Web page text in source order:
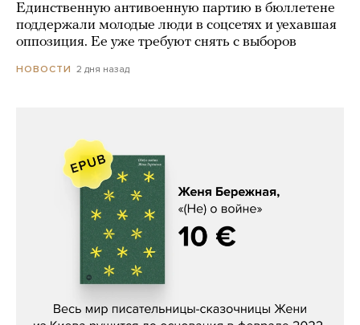
Единственную антивоенную партию в бюллетене
поддержали молодые люди в соцсетях и уехавшая
оппозиция. Ее уже требуют снять с выборов
НОВОСТИ 2 дня назад
Женя Бережная, «(Не) о войне»